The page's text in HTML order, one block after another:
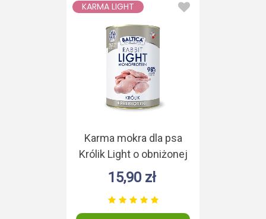
KARMA LIGHT
Karma mokra dla psa
Królik Light o obniżonej
zawartości tłuszczu
400g
15,90 zł